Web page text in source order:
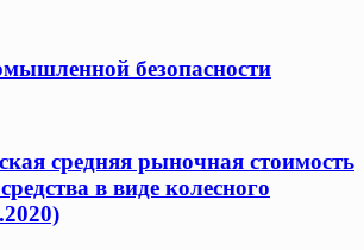
безопасности
средняя рыночная стоимость
в виде колесного